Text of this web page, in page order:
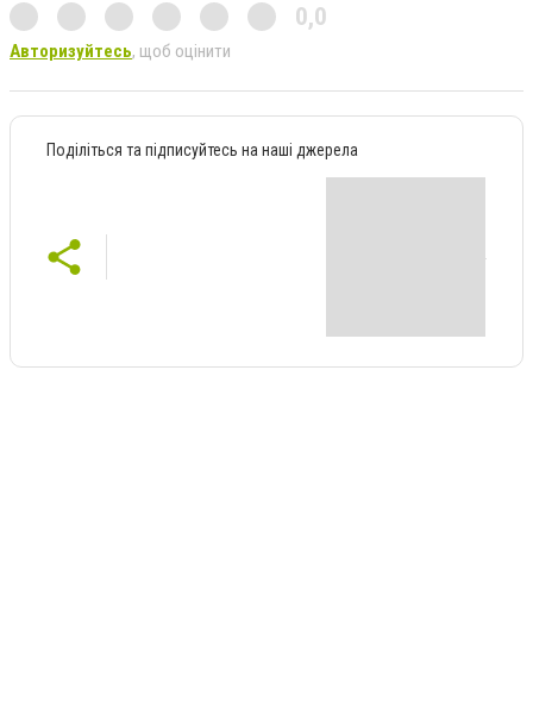
0,0
Авторизуйтесь, щоб оцінити
Поділіться та підписуйтесь на наші джерела